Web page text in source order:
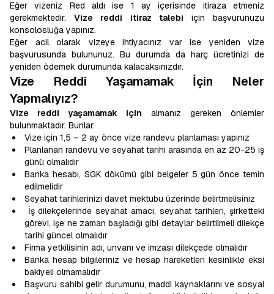
Eğer vizeniz Red aldı ise 1 ay içerisinde itiraza etmeniz
gerekmektedir.Vize reddi itiraz talebi için başvurunuzu
konsolosluğa yapınız.
Eğer acil olarak vizeye ihtiyacınız var ise yeniden vize
başvurusunda bulununuz. Bu durumda da harç ücretinizi de
yeniden ödemek durumunda kalacaksınızdır.
Vize Reddi Yaşamamak İçin Neler
Yapmalıyız?
Vize reddi yaşamamak için almanız gereken önlemler
bulunmaktadır. Bunlar:
Vize için 1,5 – 2 ay önce vize randevu planlaması yapınız
Planlanan randevu ve seyahat tarihi arasında en az 20-25 iş
günü olmalıdır
Banka hesabı, SGK dökümü gibi belgeler 5 gün önce temin
edilmelidir
Seyahat tarihlerinizi davet mektubu üzerinde belirtmelisiniz
İş dilekçelerinde seyahat amacı, seyahat tarihleri, şirketteki
görevi, işe ne zaman başladığı gibi detaylar belirtilmeli dilekçe
tarihi güncel olmalıdır
Firma yetkilisinin adı, unvanı ve imzası dilekçede olmalıdır
Banka hesap bilgileriniz ve hesap hareketleri kesinlikle eksi
bakiyeli olmamalıdır
Başvuru sahibi gelir durumunu, maddi kaynaklarını ve sosyal